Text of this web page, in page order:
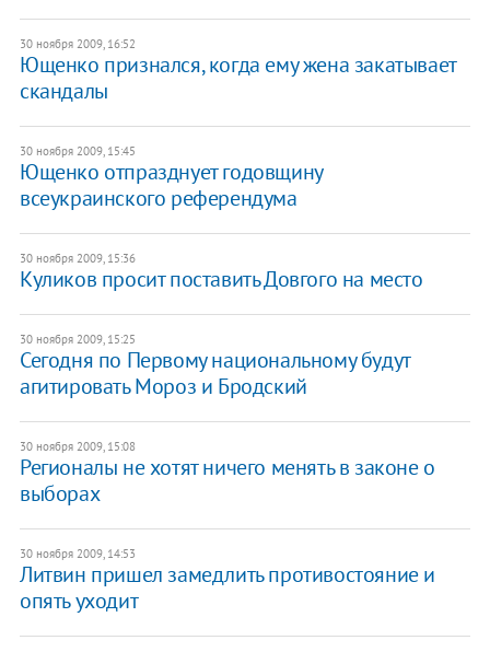
30 ноября 2009, 16:52
Ющенко признался, когда ему жена закатывает
скандалы
30 ноября 2009, 15:45
Ющенко отпразднует годовщину
всеукраинского референдума
30 ноября 2009, 15:36
Куликов просит поставить Довгого на место
30 ноября 2009, 15:25
Сегодня по Первому национальному будут
агитировать Мороз и Бродский
30 ноября 2009, 15:08
Регионалы не хотят ничего менять в законе о
выборах
30 ноября 2009, 14:53
Литвин пришел замедлить противостояние и
опять уходит